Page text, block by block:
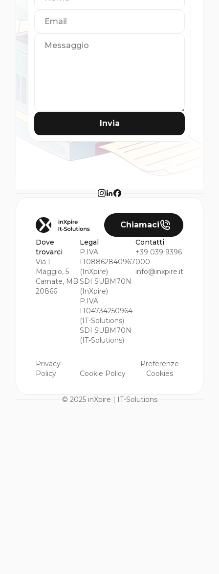
Invia
Chiamaci
Dove
trovarci
Via I
Maggio, 5
Carnate, MB
20866
Privacy
Policy
Legal
P.IVA
IT08862840967
(InXpire)
SDI SUBM70N
(InXpire)
P.IVA
IT04734250964
(IT-Solutions)
SDI SUBM70N
(IT-Solutions)
Cookie Policy
Contatti
+39 039 9396
000
info@inxpire.it
Preferenze
Cookies
© 2025 inXpire | IT-Solutions